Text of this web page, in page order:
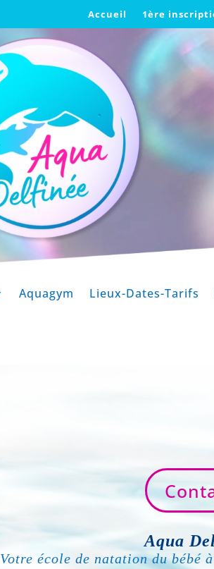
Accueil 1ère
Aquagym Lieux-Dates-Tarifs
Aqua
Votre école de natation du bébé